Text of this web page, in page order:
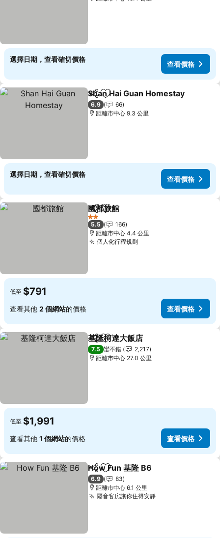
選擇日期，查看確切價格
查看價格
分享 加入我的最愛
Shan Hai Guan Homestay
6.9
66
距離市中心 9.3 公里
選擇日期，查看確切價格
查看價格
分享 加入我的最愛
國都旅館
2 星級
5.5
166
距離市中心 4.4 公里
個人化行程規劃查看價格
低至 $791
查看其他 2 個網站的價格 查看價格
分享 加入我的最愛
基隆柯達大飯店
7.5 蠻不錯
2,217
距離市中心 27.0 公里
低至 $1,991
查看其他 1 個網站的價格 查看價格
分享 加入我的最愛
How Fun 基隆 B6
6.9
83
距離市中心 6.1 公里
隔音客房讓你住得安靜查看價格